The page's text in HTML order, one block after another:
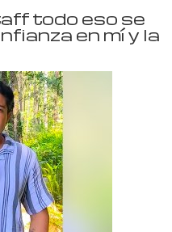
todo eso se
en mí y la